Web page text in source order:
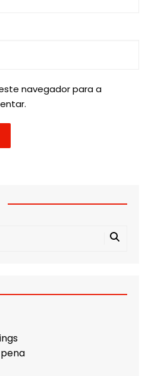
navegador para a